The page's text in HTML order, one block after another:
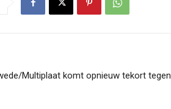
Multiplaat komt opnieuw tekort tegen